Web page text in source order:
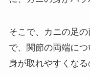
そこで、カニの足
で、関節の両端に
身が取れやすくなる